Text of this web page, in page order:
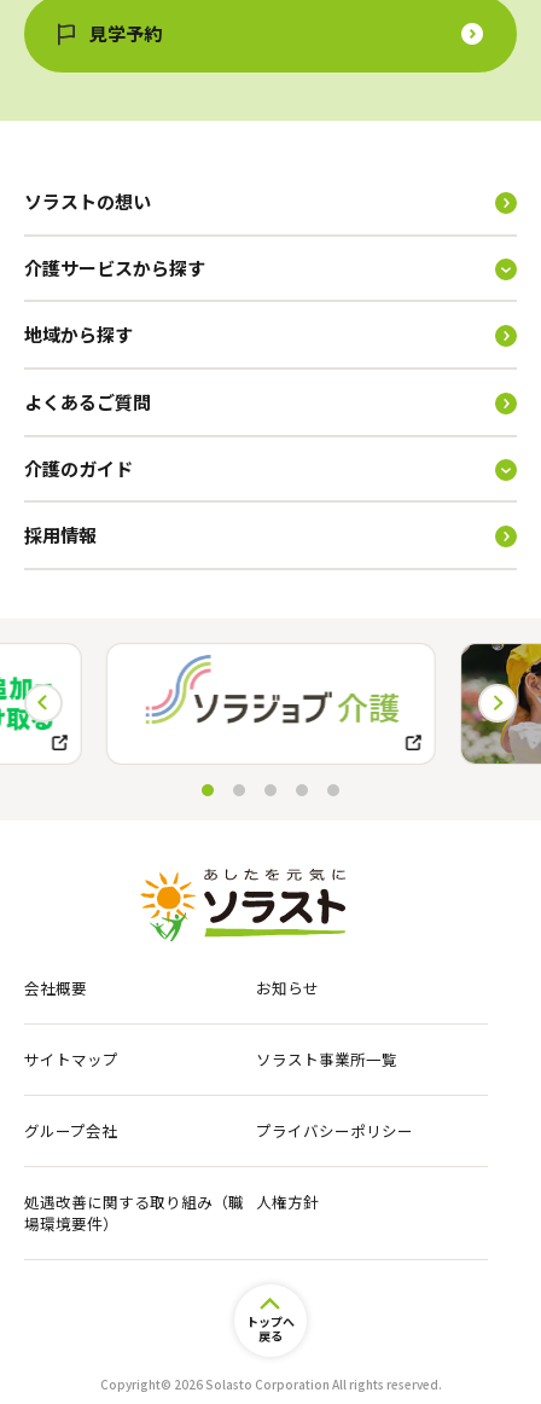
見学予約
ソラストの想い
介護サービスから探す
地域から探す
よくあるご質問
介護のガイド
採用情報
会社概要 お知らせ
サイトマップ ソラスト事業所一覧
グループ会社 プライバシーポリシー
処遇改善に関する取り組み（職
場環境要件）
人権方針
トップへ
戻る
Copyright© 2026 Solasto Corporation All rights reserved.